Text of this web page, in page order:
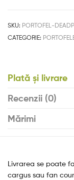
SKU: PORTOFEL-
CATEGORIE:
Plată și livrare
Recenzii (0)
Mărimi
Livrarea se poate
cargus sau fan